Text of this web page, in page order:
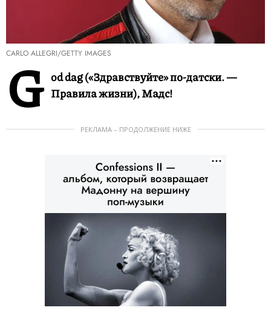
CARLO ALLEGRI/GETTY IMAGES
G od dag («Здравствуйте» по-датски. —
Правила жизни), Мадс!
РЕКЛАМА – ПРОДОЛЖЕНИЕ НИЖЕ